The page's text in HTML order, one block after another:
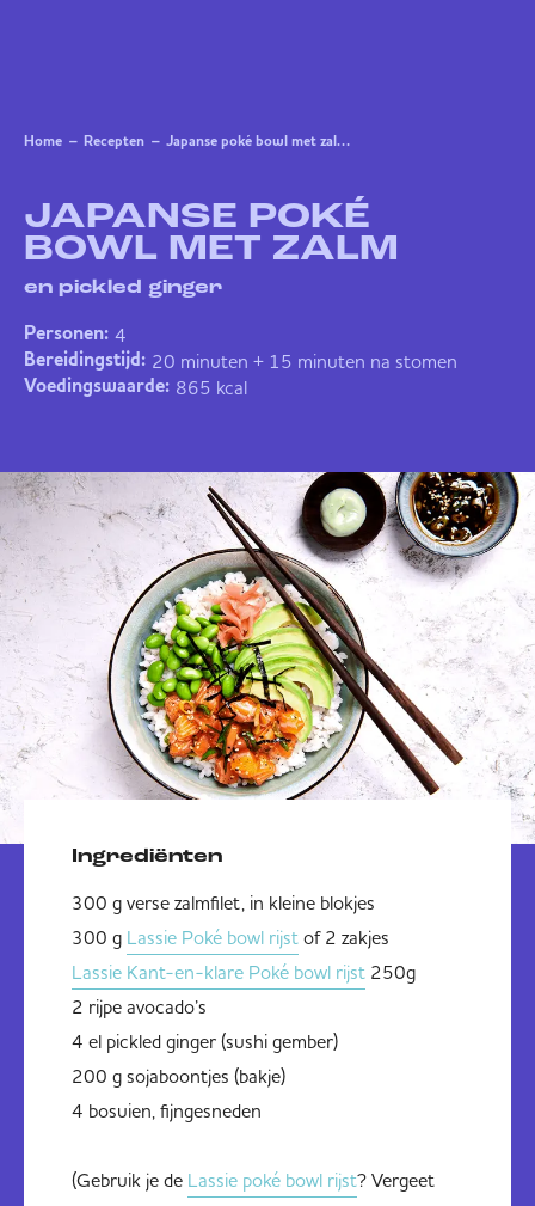
Home Recepten Japanse poké bowl met zalm en pickled ginger
JAPANSE POKÉ
BOWL MET ZALM
en pickled ginger
Personen: 4
Bereidingstijd: 20 minuten + 15 minuten na stomen
Voedingswaarde: 865 kcal
Ingrediënten
300 g verse zalmfilet, in kleine blokjes
300 g Lassie Poké bowl rijst of 2 zakjes
Lassie Kant-en-klare Poké bowl rijst 250g
2 rijpe avocado’s
4 el pickled ginger (sushi gember)
200 g sojaboontjes (bakje)
4 bosuien, fijngesneden
(Gebruik je de Lassie poké bowl rijst? Vergeet